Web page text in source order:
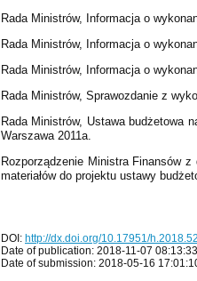
Rada Ministrów, Informacja o
Rada Ministrów, Informacja o
Rada Ministrów, Informacja o
Rada Ministrów, Sprawozdanie z
Rada Ministrów, Ustawa budżetowa
Warszawa 2011a.
Rozporządzenie Ministra Finansów
materiałów do projektu ustawy
DOI: http://dx.doi.org/10.17951/
Date of publication: 2018-11-07 08:13:33
Date of submission: 2018-05-16